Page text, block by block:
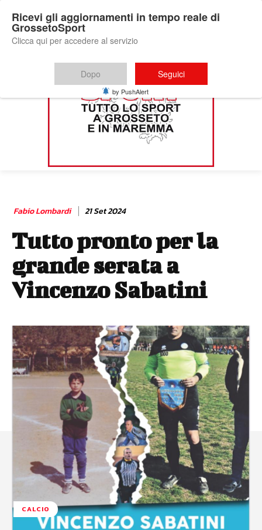
Fabio Lombardi 21 Set 2024
Tutto pronto per la
grande serata a
Vincenzo Sabatini
CALCIO
Ricevi gli aggiornamenti in tempo reale di
GrossetoSport
Clicca qui per accedere al servizio
Dopo Seguici
by PushAlert